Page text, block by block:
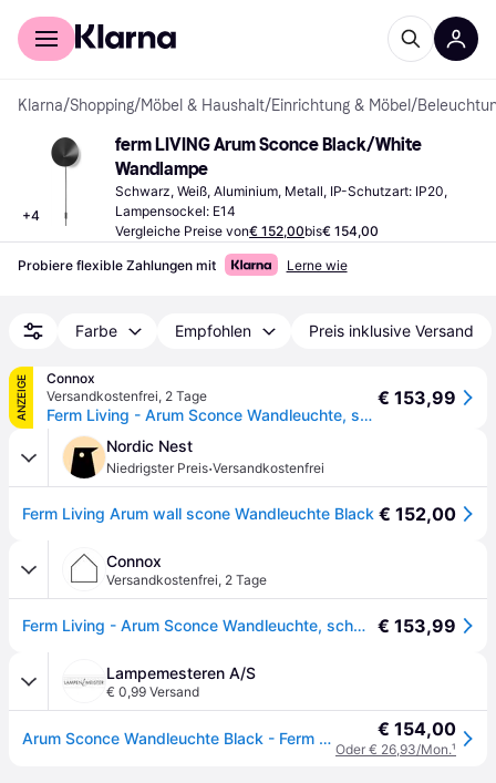
Für Shopper
Klarna/Shopping/Möbel & Haushalt/Einrichtung & Möbel /
+4
ferm LIVING Arum Sconce Black/White
Wandlampe
Schwarz, Weiß, Aluminium, Metall, IP-Schutzart: IP20,
Lampensockel: E14
Vergleiche Preise von€ 152,00bis€ 154,00
Probiere flexible Zahlungen mit Lerne wie
Farbe Empfohlen Preis inklusive Versand
ANZEIGE
Connox
Versandkostenfrei, 2 Tage
Ferm Living - Arum Sconce Wandleuchte, schwarz - Schwarz
€ 153,99
Nordic Nest
Niedrigster Preis·Versandkostenfrei
Ferm Living Arum wall scone Wandleuchte Black € 152,00
Connox
Versandkostenfrei, 2 Tage
Ferm Living - Arum Sconce Wandleuchte, schwarz - Schwarz € 153,99
Lampemesteren A/S
€ 0,99 Versand
Arum Sconce Wandleuchte Black - Ferm Living - Wohnzimmer - Design - Edelstahl - Einflammig € 154,00
Oder € 26,93/Mon.¹